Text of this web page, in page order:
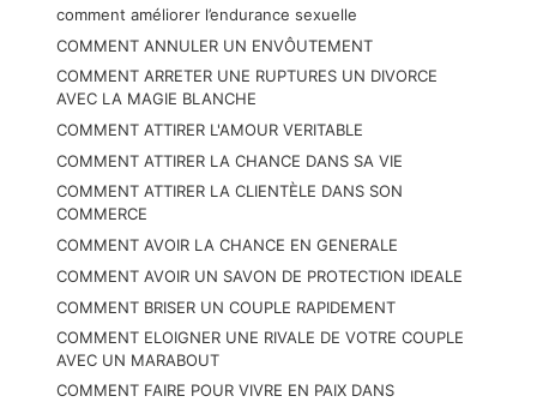
comment améliorer l’endurance sexuelle
COMMENT ANNULER UN ENVÔUTEMENT
COMMENT ARRETER UNE RUPTURES UN DIVORCE
AVEC LA MAGIE BLANCHE
COMMENT ATTIRER L'AMOUR VERITABLE
COMMENT ATTIRER LA CHANCE DANS SA VIE
COMMENT ATTIRER LA CLIENTÈLE DANS SON
COMMERCE
COMMENT AVOIR LA CHANCE EN GENERALE
COMMENT AVOIR UN SAVON DE PROTECTION IDEALE
COMMENT BRISER UN COUPLE RAPIDEMENT
COMMENT ELOIGNER UNE RIVALE DE VOTRE COUPLE
AVEC UN MARABOUT
COMMENT FAIRE POUR VIVRE EN PAIX DANS